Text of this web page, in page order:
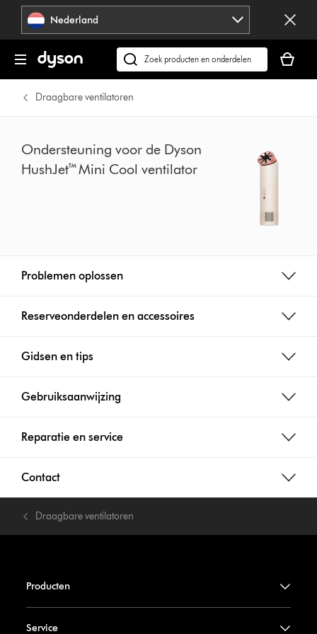
Navigatie
overslaan
Nederland
Zoek
op
dyson.nl
is
Draagbare ventilatoren
Ondersteuning voor de Dyson
HushJet™ Mini Cool ventilator
Problemen oplossen
Reserveonderdelen en accessoires
Gidsen en tips
Gebruiksaanwijzing
Reparatie en service
Contact
Draagbare ventilatoren
Producten
Service